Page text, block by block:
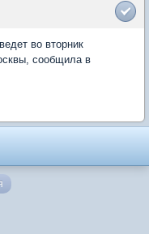
во вторник
сообщила в